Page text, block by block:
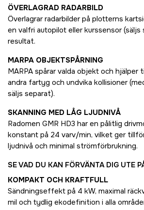
ÖVERLAGRAD RADARBILD
Överlagrar radarbilder på plotterns
en valfri autopilot eller kurssensor
resultat.
MARPA OBJEKTSPÅRNING
MARPA spårar valda objekt och hjälper
andra fartyg och undvika kollisioner
säljs separat).
SKANNING MED LÅG LJUDNIVÅ
Radomen GMR HD3 har en pålitlig
konstant på 24 varv/min, vilket ger
ljudnivå och minimal strömförbrukning.
SE VAD DU KAN FÖRVÄNTA DIG UTE
KOMPAKT OCH KRAFTFULL
Sändningseffekt på 4 kW, maximal
mil och tydlig ekodefinition i alla